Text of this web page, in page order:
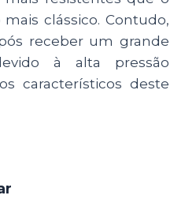
clássico. Contudo,
receber um grande
à alta pressão
característicos deste